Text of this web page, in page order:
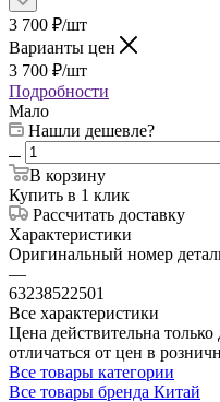
3 700 ₽/шт
Варианты цен
3 700 ₽/шт
Подробности
Мало
Нашли дешевле?
В корзину
Купить в 1 клик
Рассчитать доставку
Характеристики
Оригинальный номер
—
63238522501
Все характеристики
Цена действительна
отличаться от цен в
Все товары категории
Все товары бренда Китай